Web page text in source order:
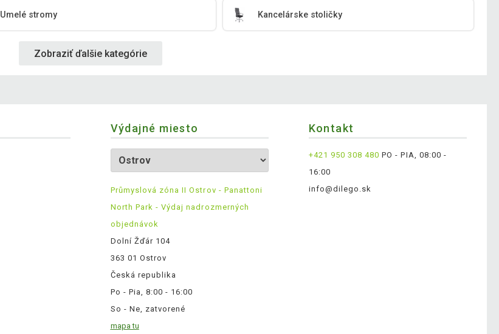
Umelé stromy Kancelárske stoličky
Zobraziť ďalšie kategórie
Výdajné miesto
Průmyslová zóna II Ostrov - Panattoni
North Park - Výdaj nadrozmerných
objednávok
Dolní Žďár 104
363 01 Ostrov
Česká republika
Po - Pia, 8:00 - 16:00
So - Ne, zatvorené
mapa tu
Kontakt
+421 950 308 480 PO - PIA, 08:00 -
16:00
info@dilego.sk